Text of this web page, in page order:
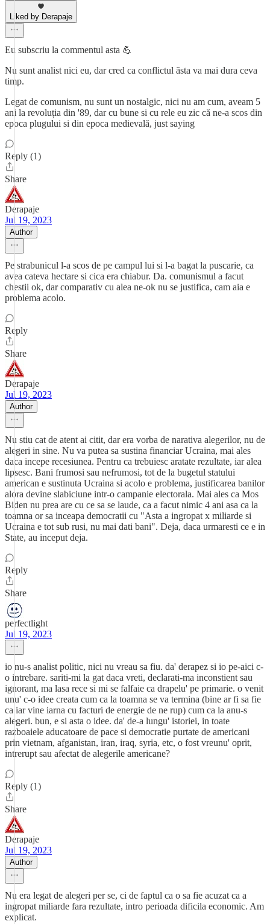
Liked by Derapaje
Eu subscriu la commentul asta 💪
Nu sunt analist nici eu, dar cred ca conflictul ăsta va mai dura ceva
timp.
Legat de comunism, nu sunt un nostalgic, nici nu am cum, aveam 5
ani la revoluția din '89, dar cu bune si cu rele eu zic că ne-a scos din
epoca plugului si din epoca medievală, just saying
Reply (1)
Share
Derapaje
Jul 19, 2023
Author
Pe strabunicul l-a scos de pe campul lui si l-a bagat la puscarie, ca
avea cateva hectare si cica era chiabur. Da. comunismul a facut
chestii ok, dar comparativ cu alea ne-ok nu se justifica, cam aia e
problema acolo.
Reply
Share
Derapaje
Jul 19, 2023
Author
Nu stiu cat de atent ai citit, dar era vorba de narativa alegerilor, nu de
alegeri in sine. Nu va putea sa sustina financiar Ucraina, mai ales
daca incepe recesiunea. Pentru ca trebuiesc aratate rezultate, iar alea
lipsesc. Bani frumosi sau nefrumosi, tot de la bugetul statului
american e sustinuta Ucraina si acolo e problema, justificarea banilor
alora devine slabiciune intr-o campanie electorala. Mai ales ca Mos
Biden nu prea are cu ce sa se laude, ca a facut nimic 4 ani asa ca la
toamna or sa inceapa democratii cu "Asta a ingropat x miliarde si
Ucraina e tot sub rusi, nu mai dati bani". Deja, daca urmaresti ce e in
State, au inceput deja.
Reply
Share
perfectlight
Jul 19, 2023
io nu-s analist politic, nici nu vreau sa fiu. da' derapez si io pe-aici c-
o intrebare. sariti-mi la gat daca vreti, declarati-ma inconstient sau
ignorant, ma lasa rece si mi se falfaie ca drapelu' pe primarie. o venit
unu' c-o idee creata cum ca la toamna se va termina (bine ar fi sa fie
ca iar vine iarna cu facturi de energie de ne rup) cum ca la anu-s
alegeri. bun, e si asta o idee. da' de-a lungu' istoriei, in toate
razboaiele aducatoare de pace si democratie purtate de americani
prin vietnam, afganistan, iran, iraq, syria, etc, o fost vreunu' oprit,
intrerupt sau afectat de alegerile americane?
Reply (1)
Share
Derapaje
Jul 19, 2023
Author
Nu era legat de alegeri per se, ci de faptul ca o sa fie acuzat ca a
ingropat miliarde fara rezultate, intro perioada dificila economic. Am
explicat.